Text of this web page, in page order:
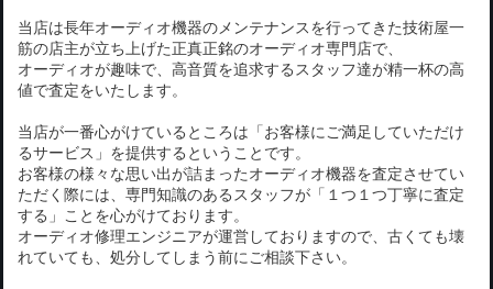
当店は長年オーディオ機器のメンテナンスを行ってきた技術屋一
筋の店主が立ち上げた正真正銘のオーディオ専門店で、
オーディオが趣味で、高音質を追求するスタッフ達が精一杯の高
値で査定をいたします。
当店が一番心がけているところは「お客様にご満足していただけ
るサービス」を提供するということです。
お客様の様々な思い出が詰まったオーディオ機器を査定させてい
ただく際には、専門知識のあるスタッフが「１つ１つ丁寧に査定
する」ことを心がけております。
オーディオ修理エンジニアが運営しておりますので、古くても壊
れていても、処分してしまう前にご相談下さい。